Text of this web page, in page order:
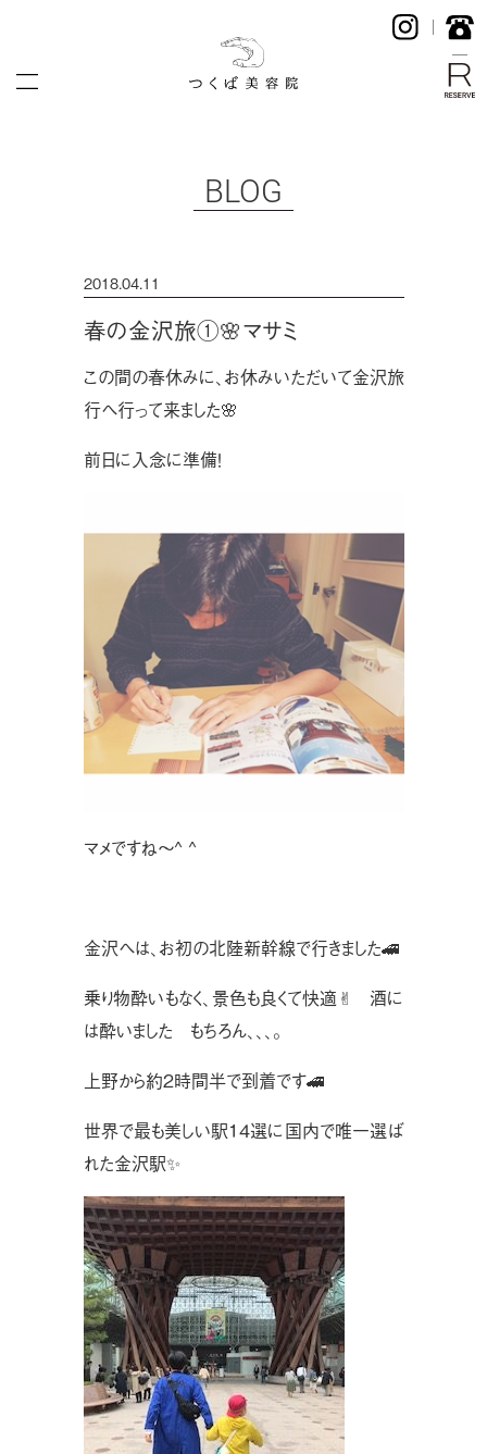
BLOG
2018.04.11
春の金沢旅①🌸マサミ
この間の春休みに、お休みいただいて金沢旅
行へ行って来ました🌸
前日に入念に準備！
マメですね〜^ ^
金沢へは、お初の北陸新幹線で行きました🚄
乗り物酔いもなく、景色も良くて快適✌︎ 酒に
は酔いました もちろん、、、。
上野から約２時間半で到着です🚄
世界で最も美しい駅１４選に国内で唯一選ば
れた金沢駅✨